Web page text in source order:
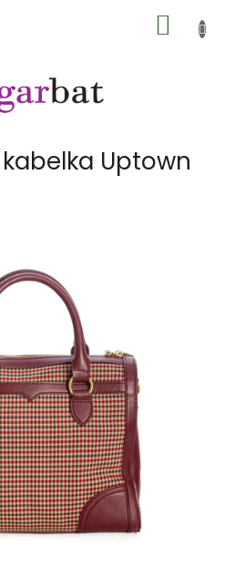
KOŠÍK
Uptown